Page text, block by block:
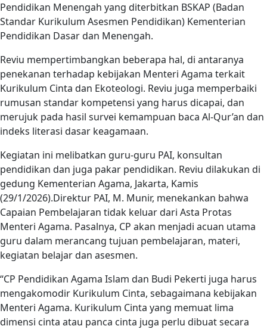
Pendidikan Menengah yang diterbitkan BSKAP (Badan
Standar Kurikulum Asesmen Pendidikan) Kementerian
Pendidikan Dasar dan Menengah.
Reviu mempertimbangkan beberapa hal, di antaranya
penekanan terhadap kebijakan Menteri Agama terkait
Kurikulum Cinta dan Ekoteologi. Reviu juga memperbaiki
rumusan standar kompetensi yang harus dicapai, dan
merujuk pada hasil survei kemampuan baca Al-Qur’an dan
indeks literasi dasar keagamaan.
Kegiatan ini melibatkan guru-guru PAI, konsultan
pendidikan dan juga pakar pendidikan. Reviu dilakukan di
gedung Kementerian Agama, Jakarta, Kamis
(29/1/2026).Direktur PAI, M. Munir, menekankan bahwa
Capaian Pembelajaran tidak keluar dari Asta Protas
Menteri Agama. Pasalnya, CP akan menjadi acuan utama
guru dalam merancang tujuan pembelajaran, materi,
kegiatan belajar dan asesmen.
“CP Pendidikan Agama Islam dan Budi Pekerti juga harus
mengakomodir Kurikulum Cinta, sebagaimana kebijakan
Menteri Agama. Kurikulum Cinta yang memuat lima
dimensi cinta atau panca cinta juga perlu dibuat secara